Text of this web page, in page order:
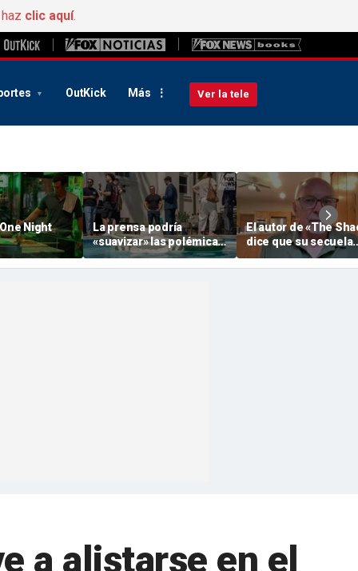
clic aquí.
OutKick Más Ver la tele
Night
La prensa podría
«suavizar» las polémicas
sobre El-Sayed y Piker
para que los demócratas
El autor de «The
dice que su secuela
podría desatar otra
polémica en el
a alistarse en el